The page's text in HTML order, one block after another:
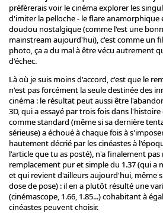
préfèrerais voir le cinéma explorer les
d'imiter la pelloche - le flare anamorphique
doudou nostalgique (comme l'est une
mainstream aujourd'hui), c'est comme un
photo, ça a du mal à être vécu autrement
d'échec.
Là où je suis moins d'accord, c'est que le
n'est pas forcément la seule destinée des
cinéma : le résultat peut aussi être
3D, qui a essayé par trois fois dans
comme standard (même si sa dernière
sérieuse) a échoué à chaque fois à
hautement décrié par les cinéastes à
l'article que tu as posté), n'a finalement pas
remplacement pur et simple du 1.37 (qui a
et qui revient d'ailleurs aujourd'hui, même
dose de pose) : il en a plutôt résulté une
(cinémascope, 1.66, 1.85...) cohabitant à
cinéastes peuvent choisir.